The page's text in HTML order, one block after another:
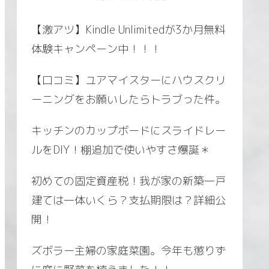
【激アツ】Kindle Unlimitedが3か月無料
体験キャンペーン中！！！
【口コミ】ユアマイスターにハウスクリ
ーニングをお願いしたらトラブった件。
キッチンのカップボードにスライドレー
ルをDIY！棚追加で使いやすさ爆誕＊
初めての固定資産税！我が家の新築一戸
建ては一体いくら？支払期限は？詳細公
開！
ズボラー主婦の家庭菜園。今年も懲りず